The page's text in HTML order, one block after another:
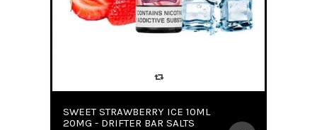
SWEET STRAWBERRY ICE 10ML
20MG - DRIFTER BAR SALTS